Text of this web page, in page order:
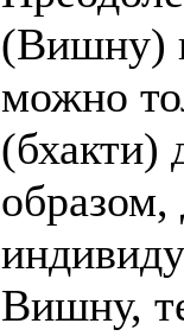
(Вишну)
можно
(бхакти)
Вишну,